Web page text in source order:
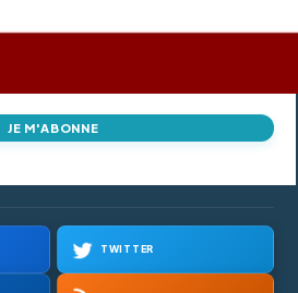
JE M'ABONNE
TWITTER